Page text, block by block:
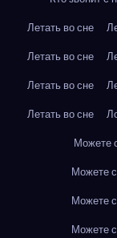
Летать во сне
Летать во сне
Летать во сне
Летать во сне
Можете
Можете
Можете
Можете